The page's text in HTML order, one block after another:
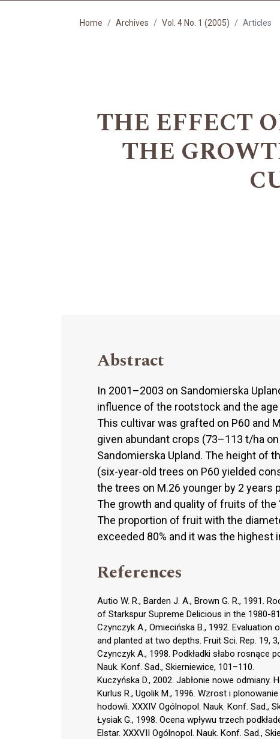
Home Archives Vol. 4 No. 1 (2005) Articles
THE EFFECT
THE
Abstract
In 2001–2003 on Sandomierska
influence of the rootstock and the age
This cultivar was grafted on P60 and
given abundant crops (73–113 t/ha
Sandomierska Upland. The height of
(six-year-old trees on P60 yielded
the trees on M.26 younger by 2 years
The growth and quality of fruits of the
The proportion of fruit with the
exceeded 80% and it was the highest
References
Autio W. R., Barden J. A., Brown G. R., 1991.
of Starkspur Supreme Delicious in the 1980-
Czynczyk A., Omiecińska B., 1992.
and planted at two depths. Fruit Sci. Rep. 19,
Czynczyk A., 1998. Podkładki słabo rosnące
Nauk. Konf. Sad., Skierniewice, 101–110.
Kuczyńska D., 2002. Jabłonie nowe odmiany.
Kurlus R., Ugolik M., 1996. Wzrost i
hodowli. XXXIV Ogólnopol. Nauk. Konf. Sad.,
Łysiak G., 1998. Ocena wpływu trzech
Elstar. XXXVII Ogólnopol. Nauk. Konf. Sad.,